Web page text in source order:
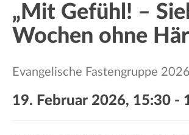
„Mit Gefühl! –
Wochen ohne
Evangelische Fastengruppe 2026
19. Februar 2026, 15:30 -